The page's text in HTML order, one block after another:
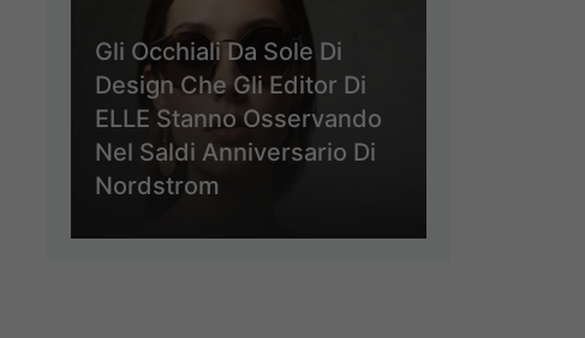
Gli Occhiali Da Sole Di
Design Che Gli Editor Di
ELLE Stanno Osservando
Nel Saldi Anniversario Di
Nordstrom